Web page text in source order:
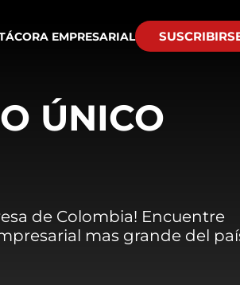
EMPRESARIAL
ÚNICO
de Colombia! Encuentre
mas grande del